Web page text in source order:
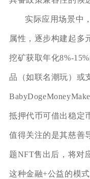
实际应用场景中
属性，逐步构建起多
挖矿获取年化8%-
品（如联名潮玩）或
抵押代币可借出稳定
值得关注的是其慈善
题NFT售出后，将对
这种金融+公益的模